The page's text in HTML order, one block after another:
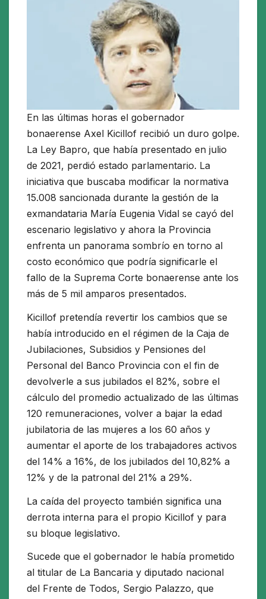
En las últimas horas el gobernador
bonaerense Axel Kicillof recibió un duro golpe.
La Ley Bapro, que había presentado en julio
de 2021, perdió estado parlamentario. La
iniciativa que buscaba modificar la normativa
15.008 sancionada durante la gestión de la
exmandataria María Eugenia Vidal se cayó del
escenario legislativo y ahora la Provincia
enfrenta un panorama sombrío en torno al
costo económico que podría significarle el
fallo de la Suprema Corte bonaerense ante los
más de 5 mil amparos presentados.
Kicillof pretendía revertir los cambios que se
había introducido en el régimen de la Caja de
Jubilaciones, Subsidios y Pensiones del
Personal del Banco Provincia con el fin de
devolverle a sus jubilados el 82%, sobre el
cálculo del promedio actualizado de las últimas
120 remuneraciones, volver a bajar la edad
jubilatoria de las mujeres a los 60 años y
aumentar el aporte de los trabajadores activos
del 14% a 16%, de los jubilados del 10,82% a
12% y de la patronal del 21% a 29%.
La caída del proyecto también significa una
derrota interna para el propio Kicillof y para
su bloque legislativo.
Sucede que el gobernador le había prometido
al titular de La Bancaria y diputado nacional
del Frente de Todos, Sergio Palazzo, que